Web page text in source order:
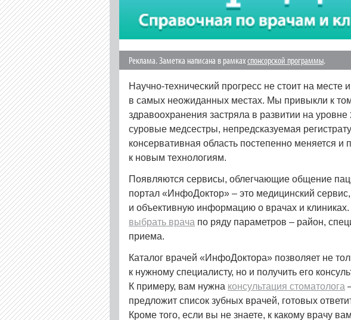
Реклама. Заметка написана в рамкахспонсорской программы.
Научно-технический прогресс не стоит на месте
в самых неожиданных местах. Мы привыкли к
здравоохранения застряла в развитии на уровне
суровые медсестры, непредсказуемая
консервативная область постепенно меняется и
к новым технологиям.
Появляются сервисы, облегчающие общение
портал «ИнфоДоктор» – это медицинский
и объективную информацию о врачах и
выбрать врача по ряду параметров – район,
приема.
Каталог врачей «ИнфоДоктора» позволяет не
к нужному специалисту, но и получить его
К примеру, вам нужна консультация стоматолога
предложит список зубных врачей, готовых
Кроме того, если вы не знаете, к какому врачу